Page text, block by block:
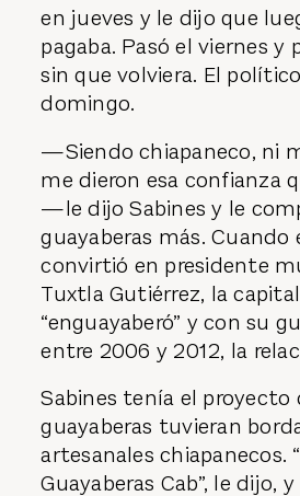
en jueves y le dijo que
pagaba. Pasó el viernes y
sin que volviera. El
domingo.
—Siendo chiapaneco, ni
me dieron esa confianza
—le dijo Sabines y le
guayaberas más. Cuando
convirtió en presidente
Tuxtla Gutiérrez, la
“enguayaberó” y con su
entre 2006 y 2012, la
Sabines tenía el proyecto
guayaberas tuvieran
artesanales chiapanecos.
Guayaberas Cab”, le dijo,